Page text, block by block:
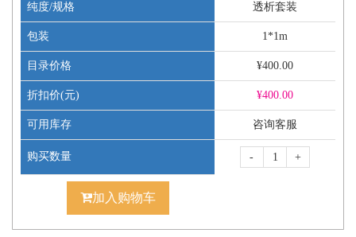
纯度/规格 透析套装
包装 1*1m
目录价格 ¥400.00
折扣价(元) ¥400.00
可用库存 咨询客服
购买数量 - +
加入购物车